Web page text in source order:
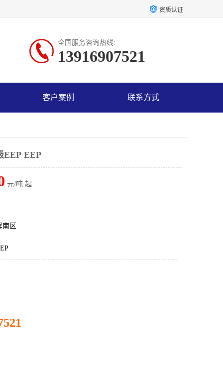
资质认证
全国服务咨询热线:
13916907521
客户案例 联系方式
EEP EEP
元/吨 起
南区